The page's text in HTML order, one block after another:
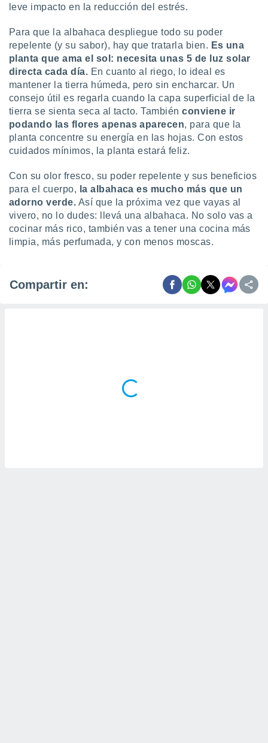
leve impacto en la reducción del estrés.
Para que la albahaca despliegue todo su poder
repelente (y su sabor), hay que tratarla bien. Es una
planta que ama el sol: necesita unas 5 de luz solar
directa cada día. En cuanto al riego, lo ideal es
mantener la tierra húmeda, pero sin encharcar. Un
consejo útil es regarla cuando la capa superficial de la
tierra se sienta seca al tacto. Tambiénconviene ir
podando las flores apenas aparecen, para que la
planta concentre su energía en las hojas. Con estos
cuidados mínimos, la planta estará feliz.
Con su olor fresco, su poder repelente y sus beneficios
para el cuerpo, la albahaca es mucho más que un
adorno verde. Así que la próxima vez que vayas al
vivero, no lo dudes: llevá una albahaca. No solo vas a
cocinar más rico, también vas a tener una cocina más
limpia, más perfumada, y con menos moscas.
Compartir en: